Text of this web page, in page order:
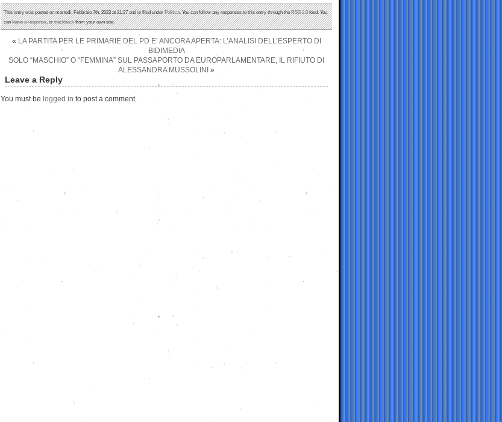
This entry was posted on martedì, Febbraio 7th, 2023 at 21:27 and is filed underPolitica. You can follow any responses to this entry through theRSS 2.0feed. You
canleave a response, ortrackbackfrom your own site.
« LA PARTITA PER LE PRIMARIE DEL PD E’ ANCORA APERTA: L’ANALISI DELL’ESPERTO DI
BIDIMEDIA
SOLO “MASCHIO” O “FEMMINA” SUL PASSAPORTO DA EUROPARLAMENTARE, IL RIFIUTO DI
ALESSANDRA MUSSOLINI »
Leave a Reply
You must be logged in to post a comment.